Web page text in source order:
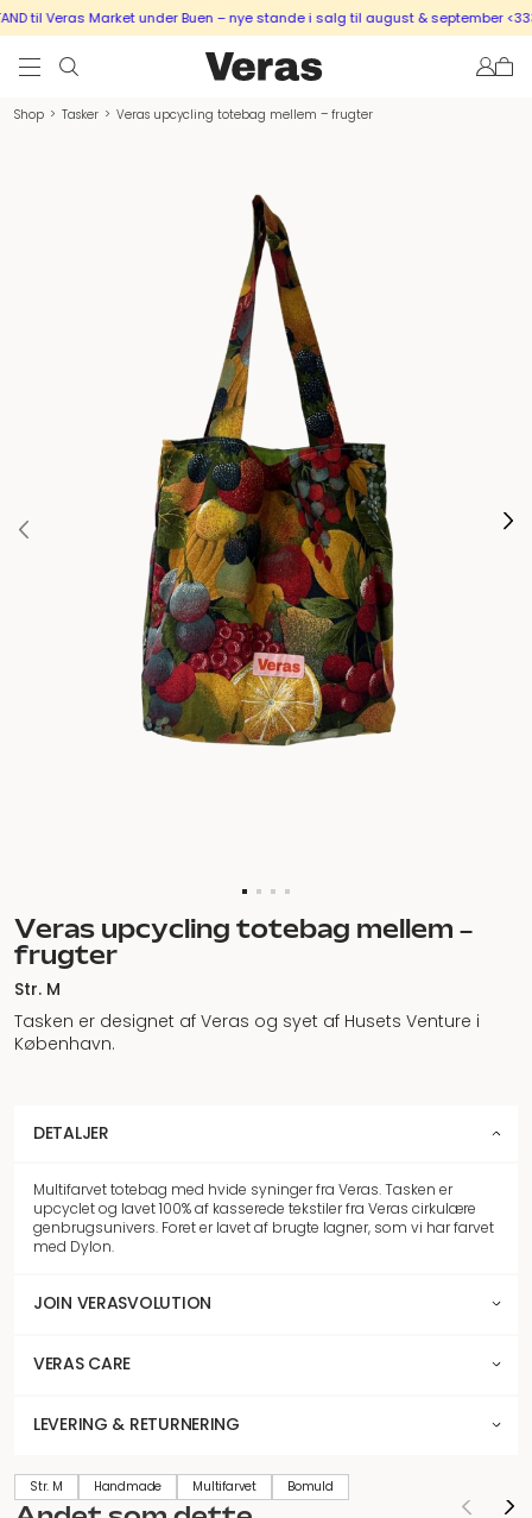
til Veras Market under Buen – nye stande i salg til august & september <333
Shop > Tasker > Veras upcycling totebag mellem – frugter
Veras upcycling totebag mellem –
frugter
Str. M
Tasken er designet af Veras og syet af Husets Venture i
København.
DETALJER
Multifarvet totebag med hvide syninger fra Veras. Tasken er
upcyclet og lavet 100% af kasserede tekstiler fra Veras cirkulære
genbrugsunivers. Foret er lavet af brugte lagner, som vi har farvet
med Dylon.
JOIN VERASVOLUTION
VERAS CARE
LEVERING & RETURNERING
Str. M Handmade Multifarvet Bomuld